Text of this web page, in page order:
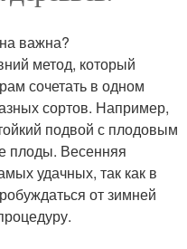
важна?
метод, который
сочетать в одном
сортов. Например,
подвой с плодовым
плоды. Весенняя
удачных, так как в
от зимней